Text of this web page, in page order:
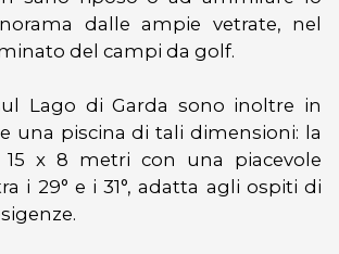
dalle ampie vetrate, nel
del campi da golf.
Lago di Garda sono inoltre in
una piscina di tali dimensioni: la
15 x 8 metri con una piacevole
i 29° e i 31°, adatta agli ospiti di